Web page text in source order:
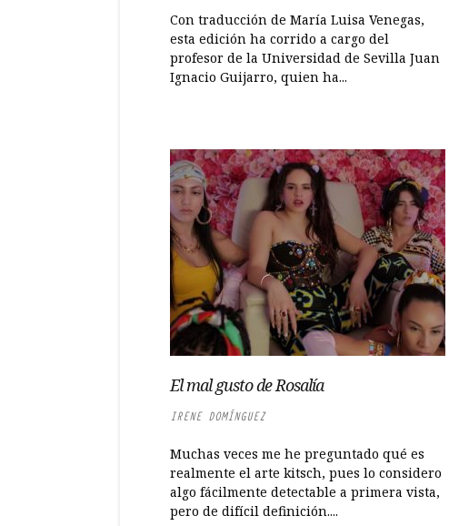
Con traducción de María Luisa Venegas,
esta edición ha corrido a cargo del
profesor de la Universidad de Sevilla Juan
Ignacio Guijarro, quien ha...
El mal gusto de Rosalía
IRENE DOMÍNGUEZ
Muchas veces me he preguntado qué es
realmente el arte kitsch, pues lo considero
algo fácilmente detectable a primera vista,
pero de difícil definición....